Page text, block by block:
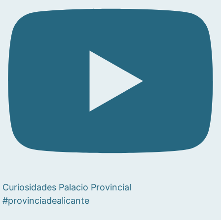
Curiosidades Palacio Provincial
#provinciadealicante